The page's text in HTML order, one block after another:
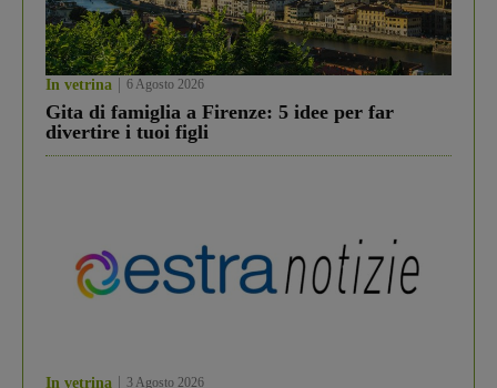
In vetrina 6 Agosto 2026
Gita di famiglia a Firenze: 5 idee per far
divertire i tuoi figli
In vetrina 3 Agosto 2026